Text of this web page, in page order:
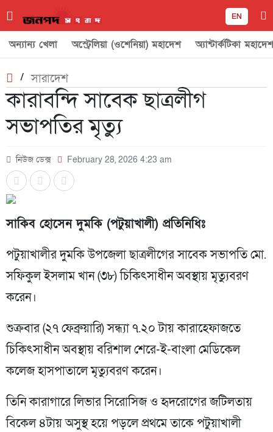
EN
অন্যান্য খেলা অস্ট্রেলিয়া (ওশেনিয়া) মহাদেশ অ্যান্টার্কটিকা মহাদেশ
/সারাদেশ
কারাবন্দি সাবেক ছাত্রলীগ
সভাপতির মৃত্যু
নিউজ ডেক্স February 28, 2026 4:23 am
সাকিব হোসেন দুমকি (পটুয়াখালী) প্রতিনিধিঃ
পটুয়াখালীর দুমকি উপজেলা ছাত্রলীগের সাবেক সভাপতি মো.
সফিকুল ইসলাম খান (৩৮) চিকিৎসাধীন অবস্থায় মৃত্যুবরণ
করেন।
শুক্রবার (২৭ ফেব্রুয়ারি) সন্ধ্যা ৭.২০ টায় কারাহেফাজতে
চিকিৎসাধীন অবস্থায় বরিশাল শেরে-ই-বাংলা মেডিকেল
কলেজ হাসপাতালে মৃত্যুবরণ করেন।
তিনি কারাগারে লিভার সিরোসিজ ও হৃদরোগের জটিলতায়
বিকেল ৪টায় অসুস্থ হয়ে পড়লে প্রথমে তাকে পটুয়াখালী